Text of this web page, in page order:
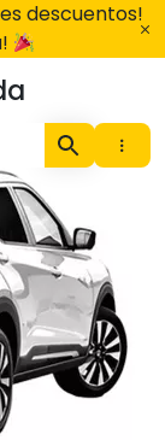
descuentos!